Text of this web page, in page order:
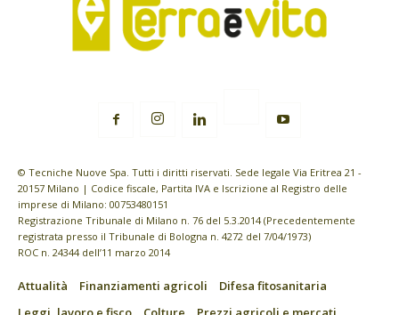
© Tecniche Nuove Spa. Tutti i diritti riservati. Sede legale Via Eritrea 21 -
20157 Milano | Codice fiscale, Partita IVA e Iscrizione al Registro delle
imprese di Milano: 00753480151
Registrazione Tribunale di Milano n. 76 del 5.3.2014 (Precedentemente
registrata presso il Tribunale di Bologna n. 4272 del 7/04/1973)
ROC n. 24344 dell’11 marzo 2014
Attualità Finanziamenti agricoli
Difesa fitosanitaria